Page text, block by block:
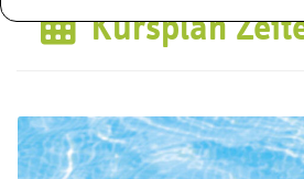
Kursplan